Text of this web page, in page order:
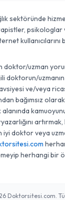
sektöründe
psikologlar
kullanıcılarını
doktor/uzman
doktorun/
ve/veya
bağımsız
alanında
doktor veya
herhangi bir
Doktorsitesi.com.